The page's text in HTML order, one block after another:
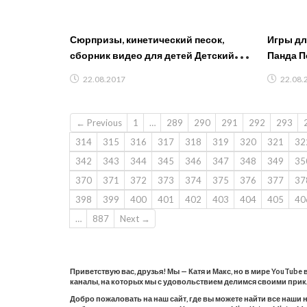
Сюрпризы, кинетический песок,
сборник видео для детей Детский
канал Игрушкин ТВ
22.08.2017
Игры
Панда
детей
← Previous 1 … 289 290 291 292 293
314
315 316 317 318 319 320 321
342
343 344 345 346 347 348 349
370
371 372 373 374 375 376 377
398
399 400 401 402 403 404 405
…
887 Next →
Приветствую вас, друзья! Мы — Катя и Макс, но в мире
каналы, на которых мы с удовольствием делимся своими
Добро пожаловать на наш сайт, где вы можете найти все